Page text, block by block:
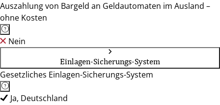
Auszahlung von Bargeld an Geldautomaten im Ausland –
ohne Kosten
Nein
Einlagen-Sicherungs-System
Gesetzliches Einlagen-Sicherungs-System
Ja, Deutschland